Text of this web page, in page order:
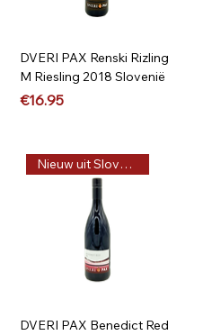
DVERI PAX Renski Rizling
M Riesling 2018 Slovenië
Price
€16.95
Nieuw uit Slovenië
DVERI PAX Benedict Red